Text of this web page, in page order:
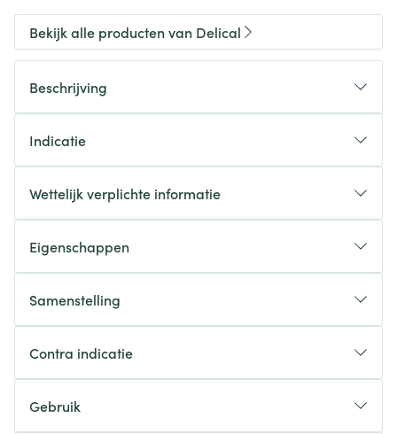
Bekijk alle producten van Delical
Beschrijving
Indicatie
Wettelijk verplichte informatie
Eigenschappen
Samenstelling
Contra indicatie
Gebruik